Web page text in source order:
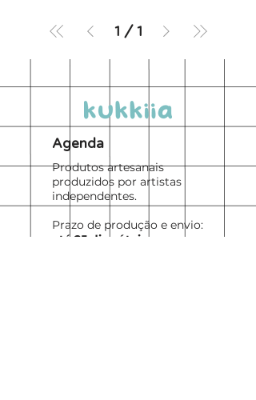
1 / 1
Agenda
Produtos artesanais
produzidos por artistas
independentes.
Prazo de produção e envio:
até 25 dias úteis.